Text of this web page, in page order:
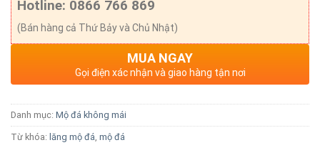
Hotline: 0866 766 869
(Bán hàng cả Thứ Bảy và Chủ Nhật)
MUA NGAY
Gọi điện xác nhận và giao hàng tận nơi
Danh mục: Mộ đá không mái
Từ khóa: lăng mộ đá, mộ đá